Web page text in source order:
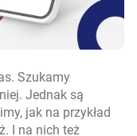
Szukamy
Jednak są
jak na przykład
I na nich też